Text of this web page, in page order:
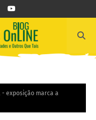
- exposição marca a